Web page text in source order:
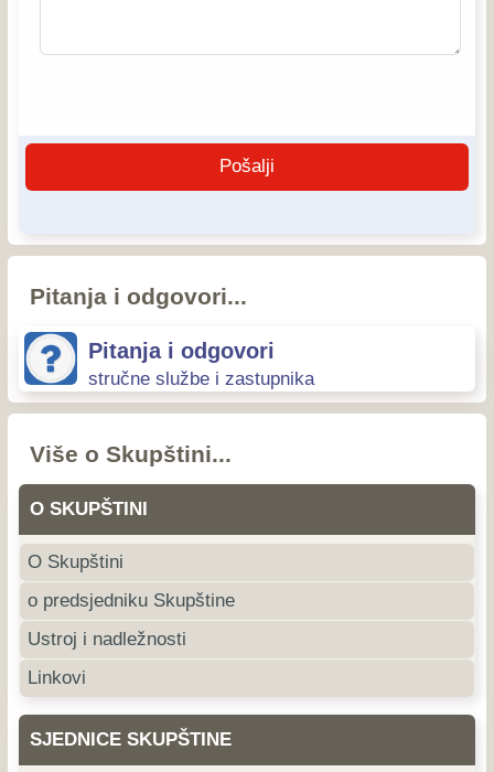
Pitanja i odgovori...
Pitanja i odgovori
stručne službe i zastupnika
Više o Skupštini...
O SKUPŠTINI
O Skupštini
o predsjedniku Skupštine
Ustroj i nadležnosti
Linkovi
SJEDNICE SKUPŠTINE